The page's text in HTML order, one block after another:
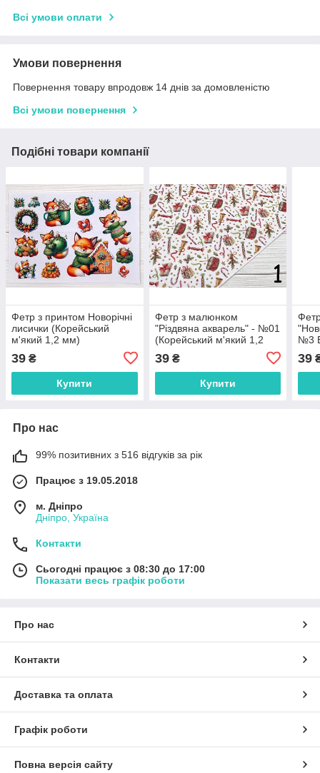
Всі умови оплати
Умови повернення
Повернення товару впродовж 14 днів за домовленістю
Всі умови повернення
Подібні товари компанії
Фетр з принтом Новорічні
лисички (Корейський
м'який 1,2 мм)
39 ₴
Купити
Фетр з малюнком
"Різдвяна акварель" - №01
(Корейський м'який 1,2
39₴
Купити
№3
мм)
39
Про нас
99% позитивних з 516 відгуків за рік
Працює з 19.05.2018
м. Дніпро
Дніпро, Україна
Контакти
Сьогодні працює з 08:30 до 17:00
Показати весь графік роботи
Про нас
Контакти
Доставка та оплата
Графік роботи
Повна версія сайту